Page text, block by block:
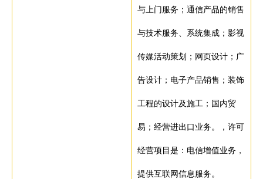
与上门服务；通信产品的销售
与技术服务、系统集成；影视
传媒活动策划；网页设计；广
告设计；电子产品销售；装饰
工程的设计及施工；国内贸
易；经营进出口业务。，许可
经营项目是：电信增值业务，
提供互联网信息服务。